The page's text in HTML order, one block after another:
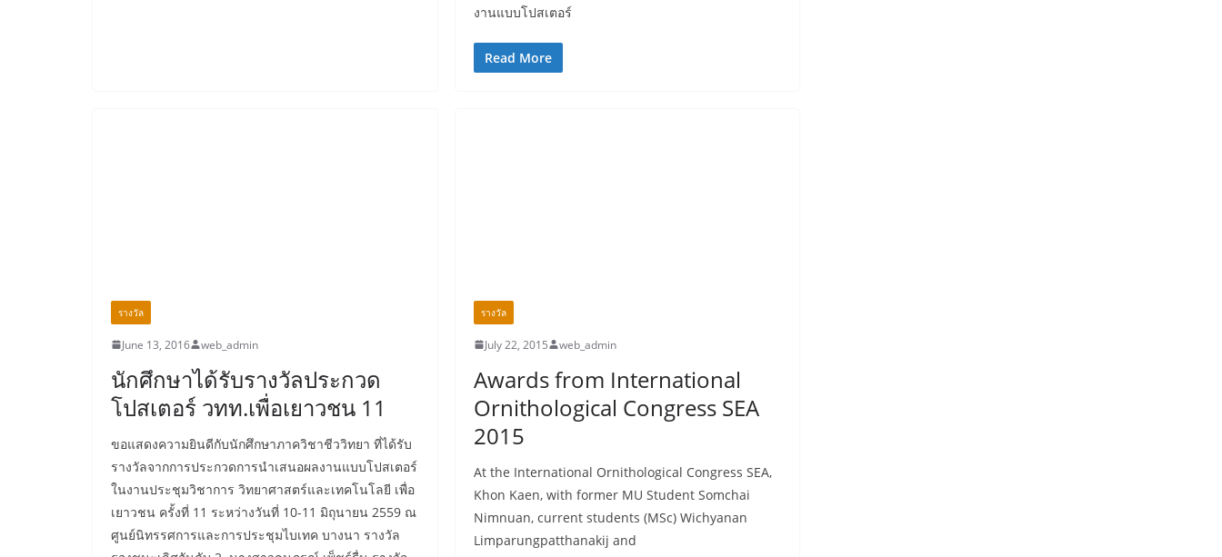
งานแบบโปสเตอร์
Read More
รางวัล
June 13, 2016 web_admin
นักศึกษาได้รับรางวัลประกวด
โปสเตอร์ วทท.เพื่อเยาวชน 11
ขอแสดงความยินดีกับนักศึกษาภาควิชาชีววิทยา ที่ได้รับ
รางวัลจากการประกวดการนำเสนอผลงานแบบโปสเตอร์
ในงานประชุมวิชาการ วิทยาศาสตร์และเทคโนโลยี เพื่อ
เยาวชน ครั้งที่ 11 ระหว่างวันที่ 10-11 มิถุนายน 2559 ณ
ศูนย์นิทรรศการและการประชุมไบเทค บางนา รางวัล
รางวัล
July 22, 2015 web_admin
Awards from International
Ornithological Congress SEA
2015
At the International Ornithological Congress SEA,
Khon Kaen, with former MU Student Somchai
Nimnuan, current students (MSc) Wichyanan
Limparungpatthanakij and